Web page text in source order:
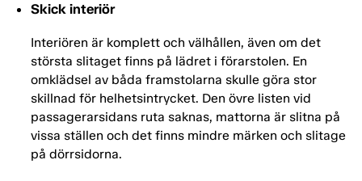
Skick interiör
Interiören är komplett och välhållen, även om det
största slitaget finns på lädret i förarstolen. En
omklädsel av båda framstolarna skulle göra stor
skillnad för helhetsintrycket. Den övre listen vid
passagerarsidans ruta saknas, mattorna är slitna på
vissa ställen och det finns mindre märken och slitage
på dörrsidorna.